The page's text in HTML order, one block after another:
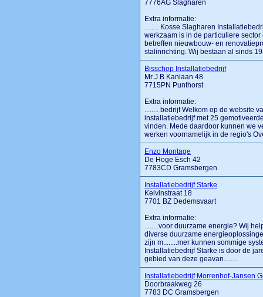
7776AG Slagharen
Extra informatie:
........ Kosse Slagharen
werkzaam is in de particuliere
betreffen nieuwbouw- en
stalinrichting. Wij bestaan al sinds
Bisschop Installatiebedrijf
Mr J B Kanlaan 48
7715PN Punthorst
Extra informatie:
........ bedrijf Welkom op de website
installatiebedrijf met 25
vinden. Mede daardoor kunnen we
werken voornamelijk in de regio's
Enzo Montage
De Hoge Esch 42
7783CD Gramsbergen
Installatiebedrijf Starke
Kelvinstraat 18
7701 BZ Dedemsvaart
Extra informatie:
........voor duurzame energie? Wij
diverse duurzame
zijn m........mer kunnen sommige
Installatiebedrijf Starke is door de
gebied van deze geavan........
Installatiebedrijf Morrenhof-Jansen
Doorbraakweg 26
7783 DC Gramsbergen